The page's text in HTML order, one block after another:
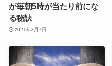
が毎朝5時が当たり前にな
る秘訣
2021年3月7日